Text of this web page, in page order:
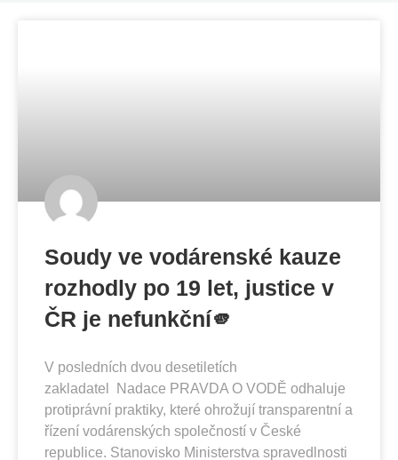
Soudy ve vodárenské kauze
rozhodly po 19 let, justice v
ČR je nefunkční🫵
V posledních dvou desetiletích
zakladatel Nadace PRAVDA O VODĚ odhaluje
protiprávní praktiky, které ohrožují transparentní a
řízení vodárenských společností v České
republice. Stanovisko Ministerstva spravedlnosti